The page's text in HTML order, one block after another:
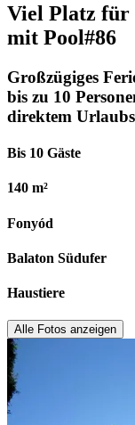
Viel Platz für
mit Pool#86
Großzügiges
bis zu 10
direktem
Bis 10 Gäste
140 m²
Fonyód
Balaton Südufer
Haustiere
Alle Fotos anzeigen